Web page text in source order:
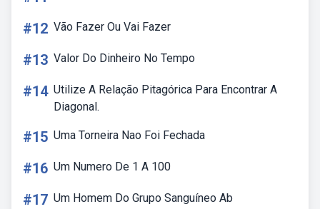
#12 Vão Fazer Ou Vai Fazer
#13 Valor Do Dinheiro No Tempo
#14 Utilize A Relação Pitagórica Para Encontrar A
Diagonal.
#15 Uma Torneira Nao Foi Fechada
#16 Um Numero De 1 A 100
#17 Um Homem Do Grupo Sanguíneo Ab